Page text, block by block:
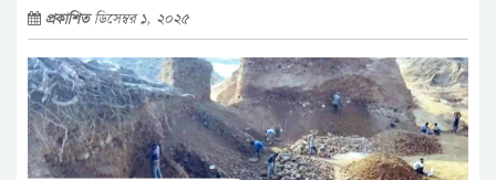
প্রকাশিতডিসেম্বর ১, ২০২৫